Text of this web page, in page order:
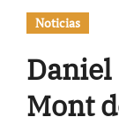
Noticias
Mont